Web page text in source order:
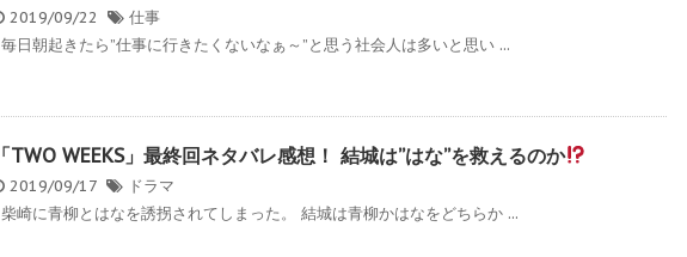
2019/09/22
仕事
毎日朝起きたら”仕事に行きたくないなぁ～”と思う社会人は多いと思い ...
「TWO WEEKS」最終回ネタバレ感想！ 結城は”はな”を救えるのか
2019/09/17
ドラマ
柴崎に青柳とはなを誘拐されてしまった。 結城は青柳かはなをどちらか ...